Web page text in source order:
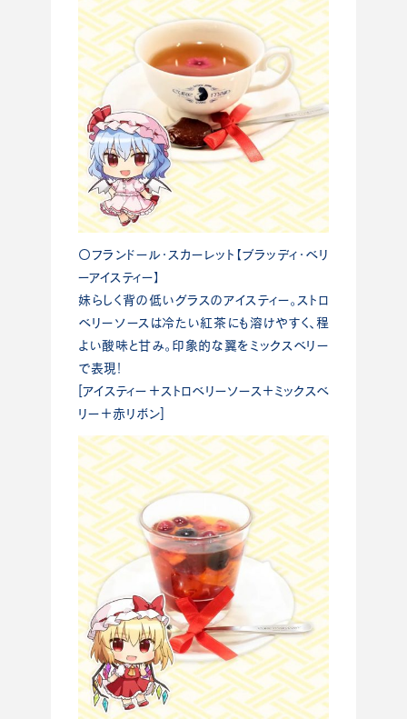
〇フランドール・スカーレット【ブラッディ・ベリ
ーアイスティー】
妹らしく背の低いグラスのアイスティー。ストロ
ベリーソースは冷たい紅茶にも溶けやすく、程
よい酸味と甘み。印象的な翼をミックスベリー
で表現！
[アイスティー＋ストロベリーソース＋ミックスベ
リー＋赤リボン]